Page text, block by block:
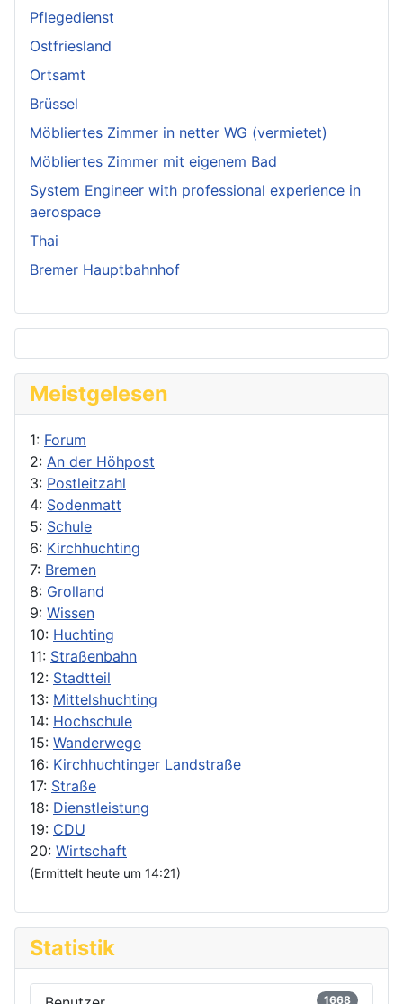
Pflegedienst
Ostfriesland
Ortsamt
Brüssel
Möbliertes Zimmer in netter WG (vermietet)
Möbliertes Zimmer mit eigenem Bad
System Engineer with professional experience in
aerospace
Thai
Bremer Hauptbahnhof
Meistgelesen
1: Forum
2: An der Höhpost
3: Postleitzahl
4: Sodenmatt
5: Schule
6: Kirchhuchting
7: Bremen
8: Grolland
9: Wissen
10: Huchting
11: Straßenbahn
12: Stadtteil
13: Mittelshuchting
14: Hochschule
15: Wanderwege
16: Kirchhuchtinger Landstraße
17: Straße
18: Dienstleistung
19: CDU
20: Wirtschaft
(Ermittelt heute um 14:21)
Statistik
1668